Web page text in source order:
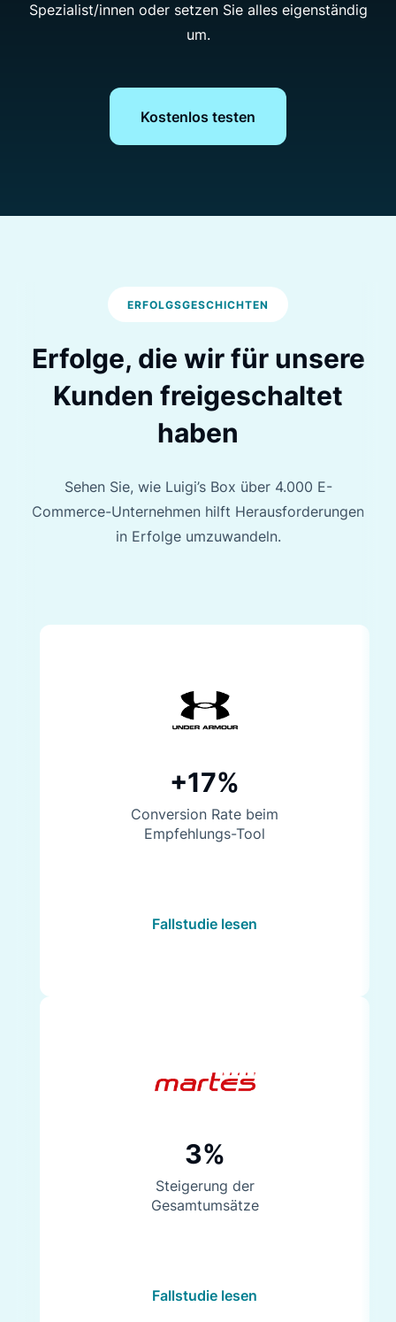
Spezialist/innen oder setzen Sie alles eigenständig
um.
Kostenlos testen
ERFOLGSGESCHICHTEN
Erfolge, die wir für unsere
Kunden freigeschaltet
haben
Sehen Sie, wie Luigi’s Box über 4.000 E-
Commerce-Unternehmen hilft Herausforderungen
in Erfolge umzuwandeln.
+17%
Conversion Rate beim
Empfehlungs-Tool
Fallstudie lesen
3%
Steigerung der
Gesamtumsätze
Fallstudie lesen